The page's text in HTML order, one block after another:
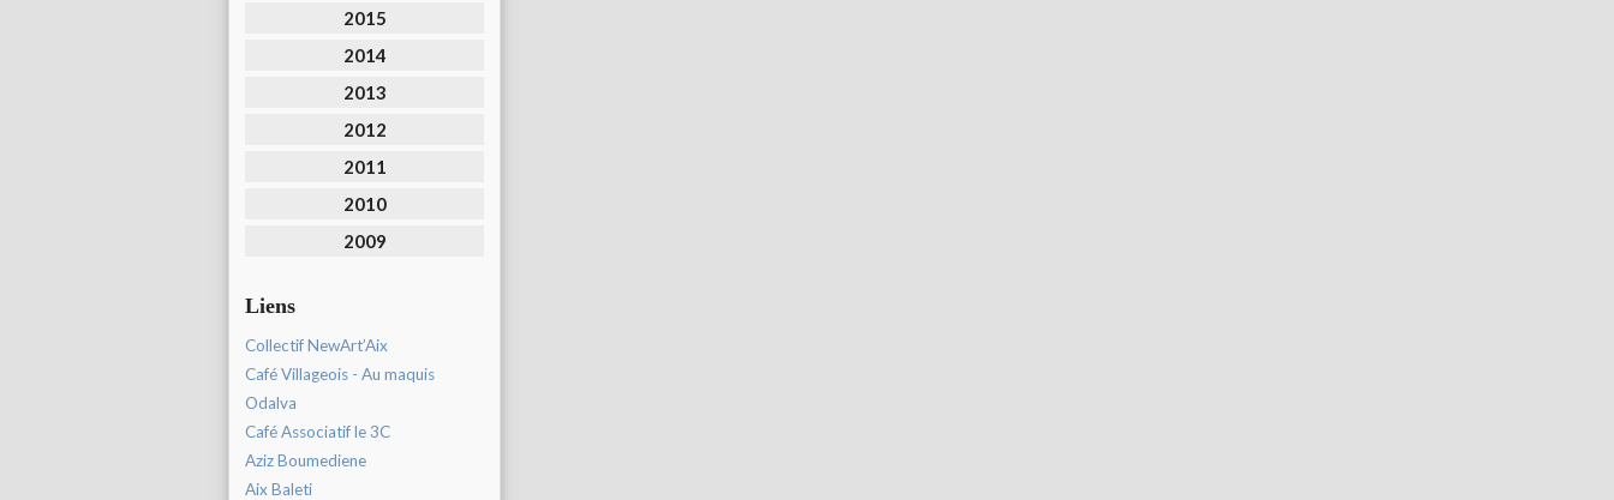
2015
2014
2013
2012
2011
2010
2009
Liens
Collectif NewArt’Aix
Café Villageois - Au maquis
Odalva
Café Associatif le 3C
Aziz Boumediene
Aix Baleti